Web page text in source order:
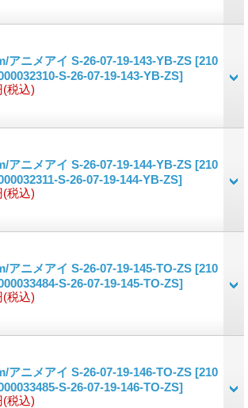
アニメアイ S-26-07-19-143-YB-ZS [210
S-26-07-19-143-YB-ZS]
(税込)
アニメアイ S-26-07-19-144-YB-ZS [210
S-26-07-19-144-YB-ZS]
(税込)
アニメアイ S-26-07-19-145-TO-ZS [210
S-26-07-19-145-TO-ZS]
(税込)
アニメアイ S-26-07-19-146-TO-ZS [210
S-26-07-19-146-TO-ZS]
(税込)